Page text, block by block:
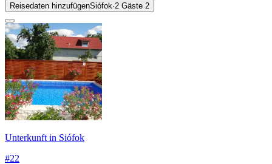
Reisedaten hinzufügenSiófok·2 Gäste 2
Unterkunft in Siófok
#22